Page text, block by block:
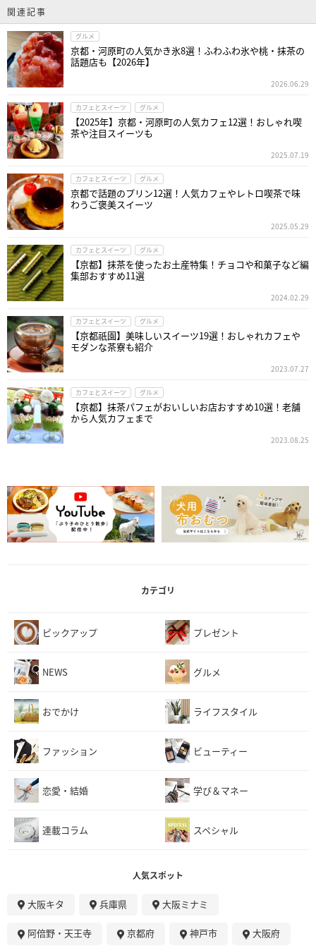
関連記事
グルメ
京都・河原町の人気かき氷8選！ふわふわ氷や桃・抹茶の
話題店も【2026年】
2026.06.29
カフェとスイーツ グルメ
【2025年】京都・河原町の人気カフェ12選！おしゃれ喫
茶や注目スイーツも
2025.07.19
カフェとスイーツ グルメ
京都で話題のプリン12選！人気カフェやレトロ喫茶で味
わうご褒美スイーツ
2025.05.29
カフェとスイーツ グルメ
【京都】抹茶を使ったお土産特集！チョコや和菓子など編
集部おすすめ11選
2024.02.29
カフェとスイーツ グルメ
【京都祇園】美味しいスイーツ19選！おしゃれカフェや
モダンな茶寮も紹介
2023.07.27
カフェとスイーツ グルメ
【京都】抹茶パフェがおいしいお店おすすめ10選！老舗
から人気カフェまで
2023.08.25
カテゴリ
ピックアップ プレゼント
NEWS グルメ
おでかけ ライフスタイル
ファッション ビューティー
恋愛・結婚 学び＆マネー
連載コラム スペシャル
人気スポット
大阪キタ 兵庫県 大阪ミナミ
阿倍野・天王寺 京都府 神戸市 大阪府